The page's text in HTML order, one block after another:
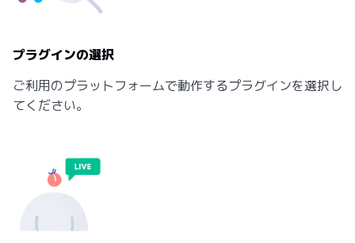
プラグインの選択
ご利用のプラットフォームで動作するプラグインを選択し
てください。